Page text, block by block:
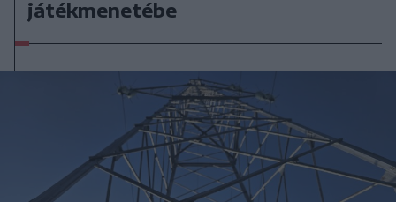
játékmenetébe